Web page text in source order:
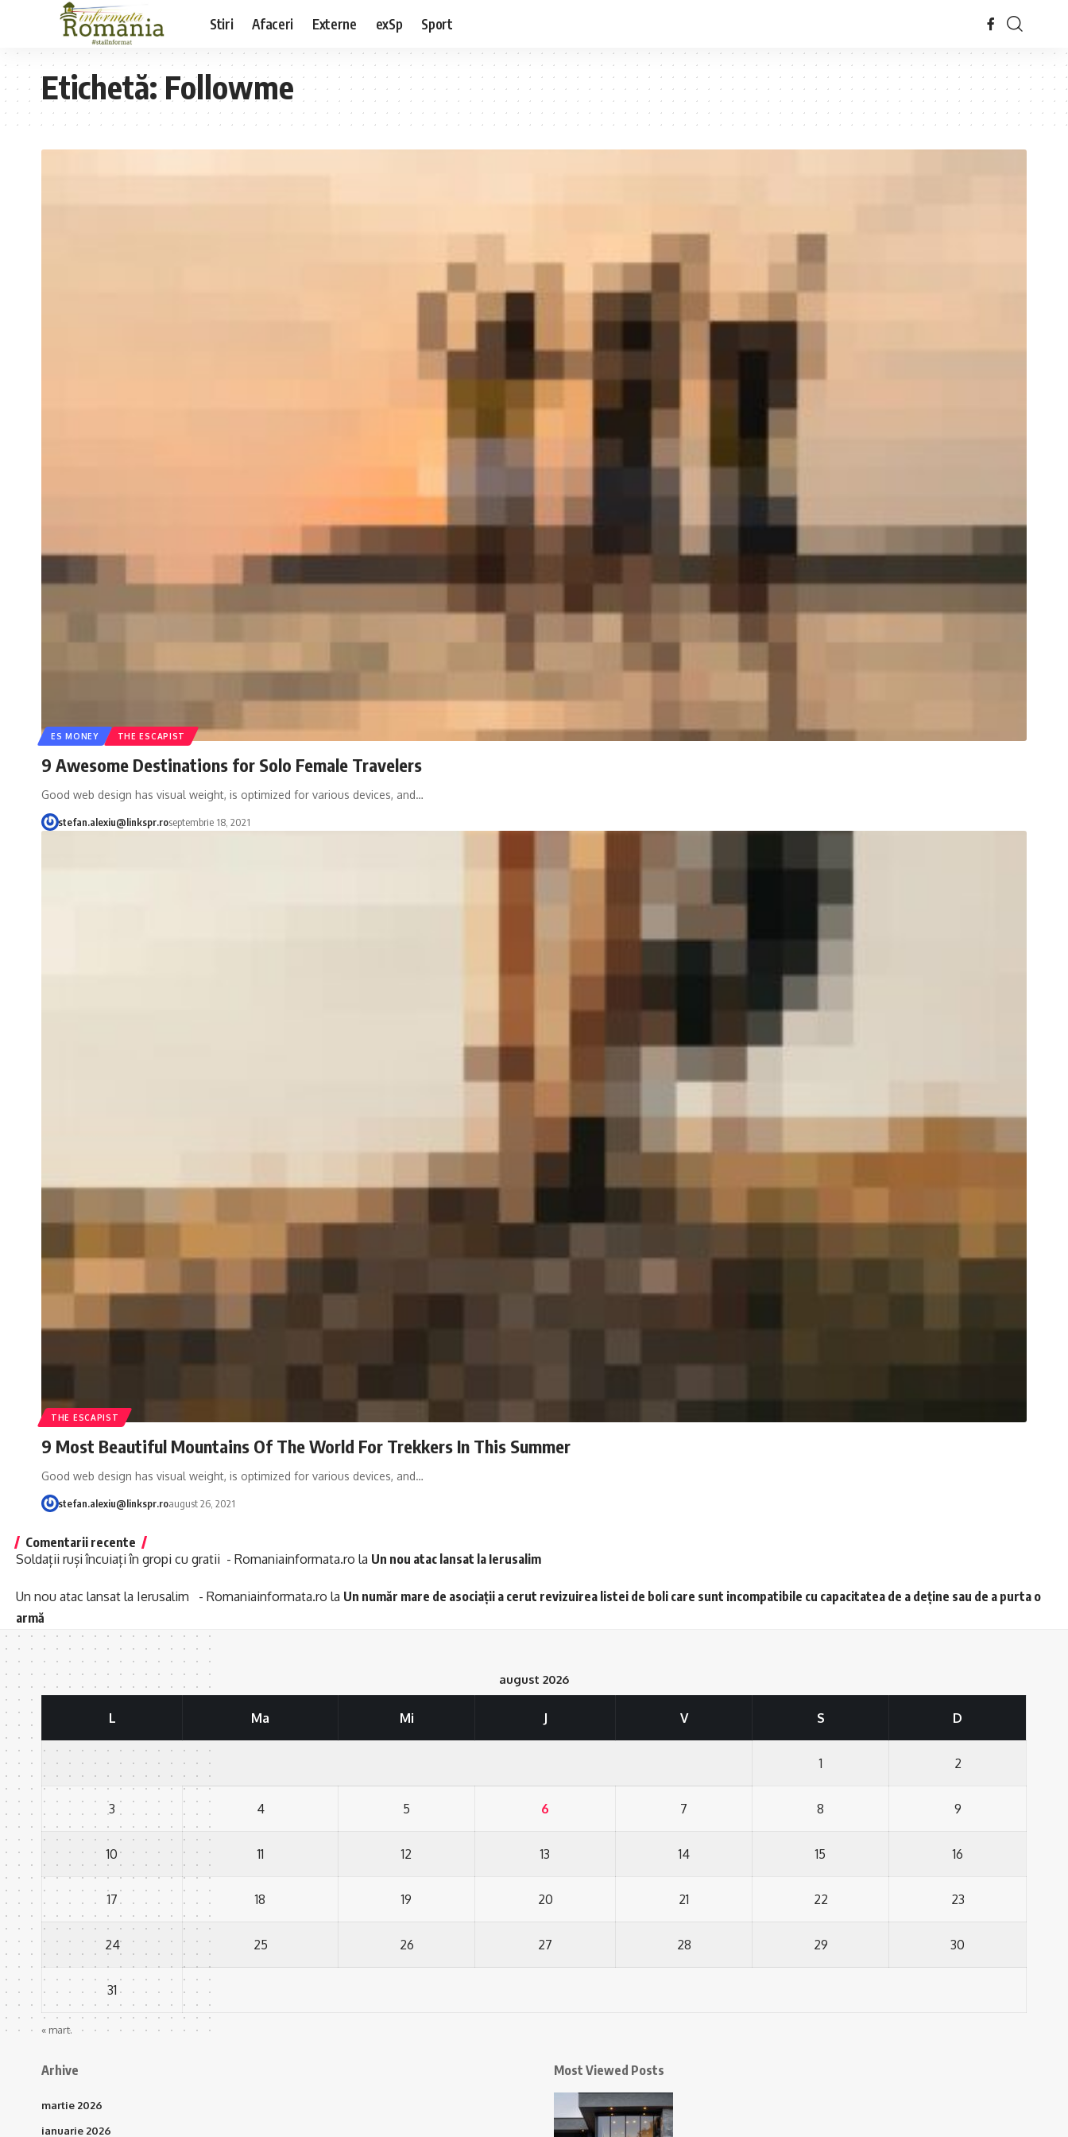
Stiri Afaceri Externe exSp Sport
Etichetă:Followme
ES MONEY THE ESCAPIST
9 Awesome Destinations for Solo Female Travelers
Good web design has visual weight, is optimized for various devices, and…
stefan.alexiu@linkspr.roseptembrie 18, 2021
THE ESCAPIST
9 Most Beautiful Mountains Of The World For Trekkers In This Summer
Good web design has visual weight, is optimized for various devices, and…
stefan.alexiu@linkspr.roaugust 26, 2021
Comentarii recente
Soldații ruși încuiați în gropi cu gratii - Romaniainformata.ro la Un nou atac lansat la Ierusalim
Un nou atac lansat la Ierusalim - Romaniainformata.ro la Un număr mare de asociații a cerut revizuirea listei de boli care sunt incompatibile cu capacitatea de a deține sau de a purta o
armă
august 2026
L Ma Mi J V S D
1 2
3 4 5 6 7 8 9
10 11 12 13 14 15 16
17 18 19 20 21 22 23
24 25 26 27 28 29 30
31
« mart.
Arhive
martie 2026
ianuarie 2026
Most Viewed Posts